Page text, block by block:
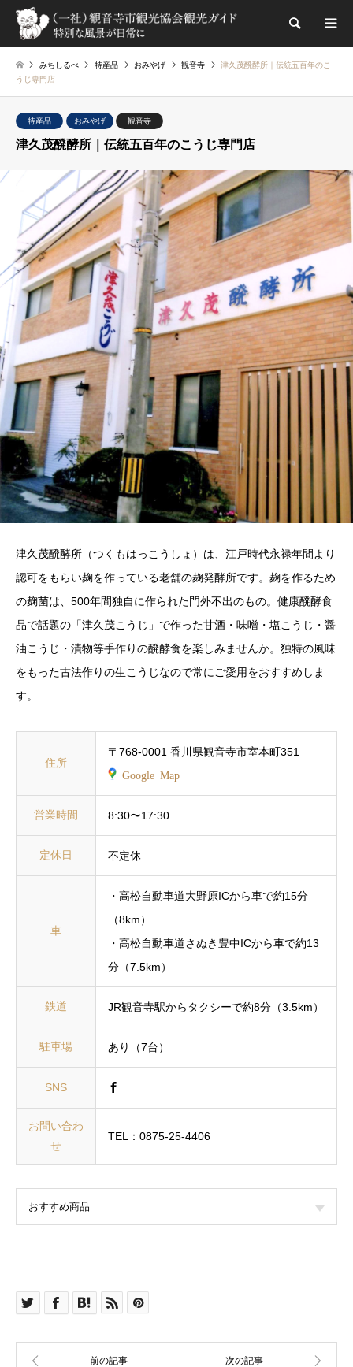
検索
みちしるべ 特産品 おみやげ 観音寺
津久茂醗酵所｜伝統五百年のこ
うじ専門店
特産品 おみやげ 観音寺
津久茂醗酵所｜伝統五百年のこうじ専門店
津久茂醗酵所（つくもはっこうしょ）は、江戸時代永禄年間より
認可をもらい麹を作っている老舗の麹発酵所です。麹を作るため
の麹菌は、500年間独自に作られた門外不出のもの。健康醗酵食
品で話題の「津久茂こうじ」で作った甘酒・味噌・塩こうじ・醤
油こうじ・漬物等手作りの醗酵食を楽しみませんか。独特の風味
をもった古法作りの生こうじなので常にご愛用をおすすめしま
す。
住所
〒768-0001 香川県観音寺市室本町351
Google Map
営業時間 8:30〜17:30
定休日 不定休
車
・高松自動車道大野原ICから車で約15分
（8km）
・高松自動車道さぬき豊中ICから車で約13
分（7.5km）
鉄道 JR観音寺駅からタクシーで約8分（3.5km）
駐車場 あり（7台）
SNS
お問い合わ
せ
TEL：0875-25-4406
おすすめ商品